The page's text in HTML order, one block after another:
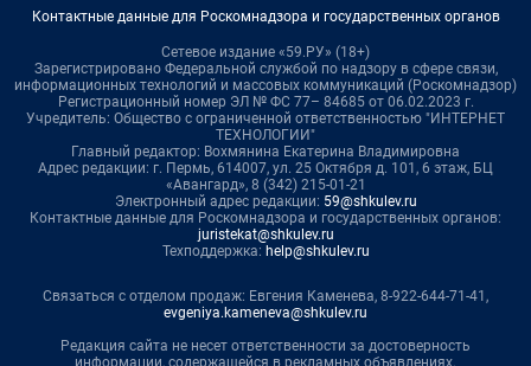
Контактные данные для Роскомнадзора и государственных органов
Сетевое издание «59.РУ» (18+)
Зарегистрировано Федеральной службой по надзору в сфере связи,
информационных технологий и массовых коммуникаций (Роскомнадзор)
Регистрационный номер ЭЛ № ФС 77– 84685 от 06.02.2023 г.
Учредитель: Общество с ограниченной ответственностью "ИНТЕРНЕТ
ТЕХНОЛОГИИ"
Главный редактор: Вохмянина Екатерина Владимировна
Адрес редакции: г. Пермь, 614007, ул. 25 Октября д. 101, 6 этаж, БЦ
«Авангард», 8 (342) 215-01-21
Электронный адрес редакции: 59@shkulev.ru
Контактные данные для Роскомнадзора и государственных органов:
juristekat@shkulev.ru
Техподдержка: help@shkulev.ru
Связаться с отделом продаж: Евгения Каменева, 8-922-644-71-41,
evgeniya.kameneva@shkulev.ru
Редакция сайта не несет ответственности за достоверность